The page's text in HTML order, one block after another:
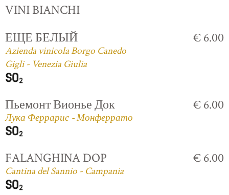
VINI BIANCHI
ЕЩЕ БЕЛЫЙ
Azienda vinicola Borgo Canedo
Gigli - Venezia Giulia
€ 6.00
Пьемонт Вионье Док
Лука Феррарис - Монферрато
€ 6.00
FALANGHINA DOP
Cantina del Sannio - Campania
€ 6.00